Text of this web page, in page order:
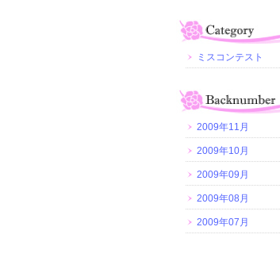
ミスコンテスト
2009年11月
2009年10月
2009年09月
2009年08月
2009年07月